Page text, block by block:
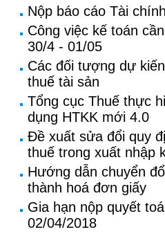
Nộp báo cáo Tài
Công việc kế toán
30/4 - 01/05
Các đối tượng dự
thuế tài sản
Tổng cục Thuế thực
dụng HTKK mới 4.0
Đề xuất sửa đổi quy
thuế trong xuất nhập
Hướng dẫn chuyển
thành hoá đơn giấy
Gia hạn nộp quyết
02/04/2018